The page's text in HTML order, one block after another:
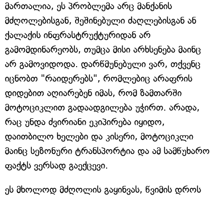
მართალია, ეს პრობლემა არც მანქანის
მძღოლებისგან, შეშინებული ძაღლებისგან ან
ქალაქის ინფრასტრუქტურიდან არ
გამომდინარეობს, თუმცა მისი არხსენება მაინც
არ გამოვიდოდა. დარწმუნებული ვარ, თქვენც
იცნობთ "რაიდერებს", რომლებიც არაფრის
დიდებით აღიარებენ იმას, რომ ზამთარში
მოტოციკლით გადაადგილება უჭირთ. არადა,
რაც უნდა ძვირიანი ეკიპირება იყიდო,
დაითბილო ხელები და კისერი, მოტოციკლი
მაინც სეზონური ტრანსპორტია და ამ სამწუხარო
ფაქტს ვერსად გაექცევი.
ეს მხოლოდ მძღოლის გაყინვას, წვიმის დროს